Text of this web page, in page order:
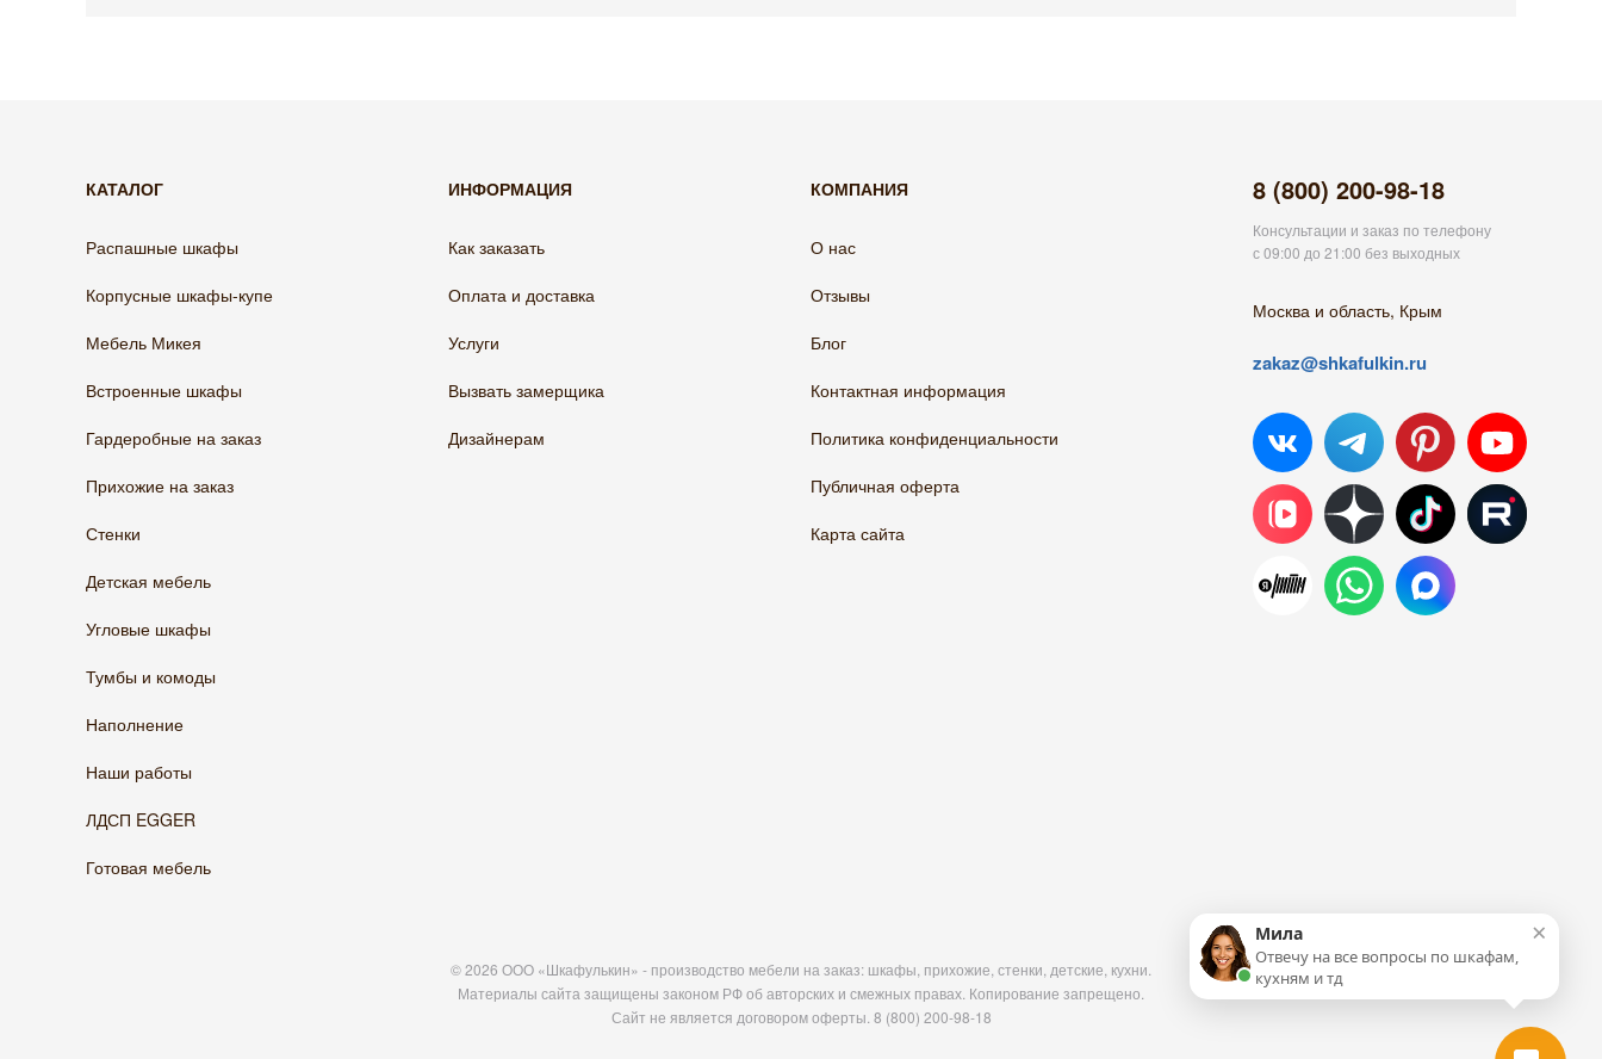
КАТАЛОГ
Распашные шкафы
Корпусные шкафы-купе
Мебель Микея
Встроенные шкафы
Гардеробные на заказ
Прихожие на заказ
Стенки
Детская мебель
Угловые шкафы
Тумбы и комоды
Наполнение
Наши работы
ЛДСП EGGER
Готовая мебель
ИНФОРМАЦИЯ
Как заказать
Оплата и доставка
Услуги
Вызвать замерщика
Дизайнерам
КОМПАНИЯ
О нас
Отзывы
Блог
Контактная информация
Политика конфиденциальности
Публичная оферта
Карта сайта
8 (800) 200-98-18
Консультации и заказ по телефону
с 09:00 до 21:00 без выходных
Москва и область, Крым
zakaz@shkafulkin.ru
© 2026 ООО «Шкафулькин» - производство мебели на заказ: шкафы, прихожие, стенки, детские, кухни.
Материалы сайта защищены законом РФ об авторских и смежных правах. Копирование запрещено.
Сайт не является договором оферты.8 (800) 200-98-18
×
Мила
Отвечу на все вопросы по шкафам,
кухням и тд